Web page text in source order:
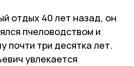
отдых 40 лет назад, он
пчеловодством и
почти три десятка лет.
увлекается